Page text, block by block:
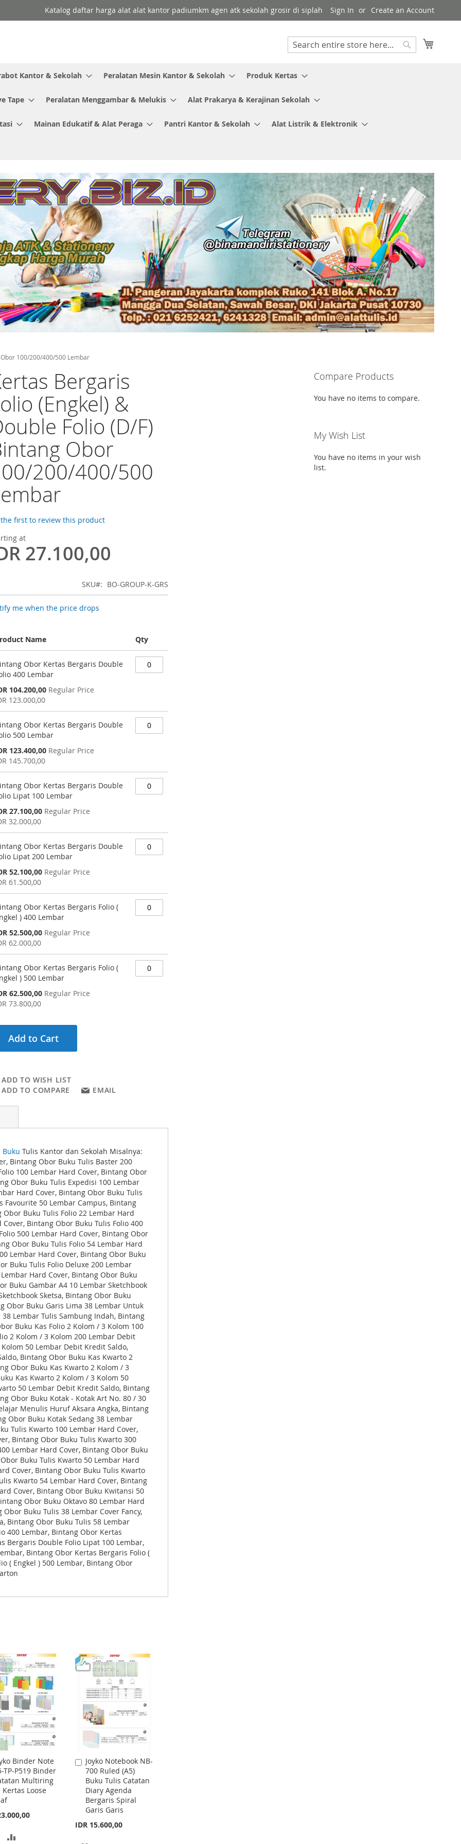
Katalog daftar harga alat alat kantor padiumkm agen atk sekolah grosir di siplah Sign In Create an Account
Search
Kantor & Sekolah Peralatan Mesin Kantor & Sekolah Produk Kertas
Tape Peralatan Menggambar & Melukis Alat Prakarya & Kerajinan Sekolah
Mainan Edukatif & Alat Peraga Pantri Kantor & Sekolah Alat Listrik & Elektronik
100/200/400/500 Lembar
Bergaris
(Engkel) &
Folio (D/F)
Obor
200/400/500
the first to review this product
at
27.100,00
SKU BO-GROUP-K-GRS
me when the price drops
Name Qty
Obor Kertas Bergaris Double
400 Lembar
104.200,00 Regular Price
123.000,00
Obor Kertas Bergaris Double
500 Lembar
123.400,00 Regular Price
145.700,00
Obor Kertas Bergaris Double
Lipat 100 Lembar
27.100,00 Regular Price
32.000,00
Obor Kertas Bergaris Double
Lipat 200 Lembar
52.100,00 Regular Price
61.500,00
Obor Kertas Bergaris Folio (
) 400 Lembar
52.500,00 Regular Price
62.000,00
Obor Kertas Bergaris Folio (
) 500 Lembar
62.500,00 Regular Price
73.800,00
Add to Cart
ADD TO WISH LIST
ADD TO COMPARE
EMAIL
Buku Tulis Kantor dan Sekolah Misalnya:
Bintang Obor Buku Tulis Baster 200
100 Lembar Hard Cover, Bintang Obor
Obor Buku Tulis Expedisi 100 Lembar
Hard Cover, Bintang Obor Buku Tulis
Favourite 50 Lembar Campus, Bintang
Buku Tulis Folio 22 Lembar Hard
Bintang Obor Buku Tulis Folio 400
500 Lembar Hard Cover, Bintang Obor
Obor Buku Tulis Folio 54 Lembar Hard
Lembar Hard Cover, Bintang Obor Buku
Buku Tulis Folio Deluxe 200 Lembar
Hard Cover, Bintang Obor Buku
Buku Gambar A4 10 Lembar Sketchbook
Sketsa, Bintang Obor Buku
Obor Buku Garis Lima 38 Lembar Untuk
Lembar Tulis Sambung Indah, Bintang
Buku Kas Folio 2 Kolom / 3 Kolom 100
2 Kolom / 3 Kolom 200 Lembar Debit
50 Lembar Debit Kredit Saldo,
Bintang Obor Buku Kas Kwarto 2
Obor Buku Kas Kwarto 2 Kolom / 3
Kas Kwarto 2 Kolom / 3 Kolom 50
50 Lembar Debit Kredit Saldo, Bintang
Obor Buku Kotak - Kotak Art No. 80 / 30
Menulis Huruf Aksara Angka, Bintang
Obor Buku Kotak Sedang 38 Lembar
Tulis Kwarto 100 Lembar Hard Cover,
Bintang Obor Buku Tulis Kwarto 300
Lembar Hard Cover, Bintang Obor Buku
Buku Tulis Kwarto 50 Lembar Hard
Cover, Bintang Obor Buku Tulis Kwarto
Kwarto 54 Lembar Hard Cover, Bintang
Cover, Bintang Obor Buku Kwitansi 50
Obor Buku Oktavo 80 Lembar Hard
Buku Tulis 38 Lembar Cover Fancy,
Bintang Obor Buku Tulis 58 Lembar
400 Lembar, Bintang Obor Kertas
Bergaris Double Folio Lipat 100 Lembar,
Bintang Obor Kertas Bergaris Folio (
( Engkel ) 500 Lembar, Bintang Obor
Binder Note
TP-P519 Binder
Multiring
Kertas Loose
Joyko Notebook NB-
700 Ruled (A5)
Buku Tulis Catatan
Diary Agenda
Bergaris Spiral
Garis Garis
IDR 15.600,00
Add
to
Cart
Compare Products
You have no items to compare.
My Wish List
You have no items in your wish
list.